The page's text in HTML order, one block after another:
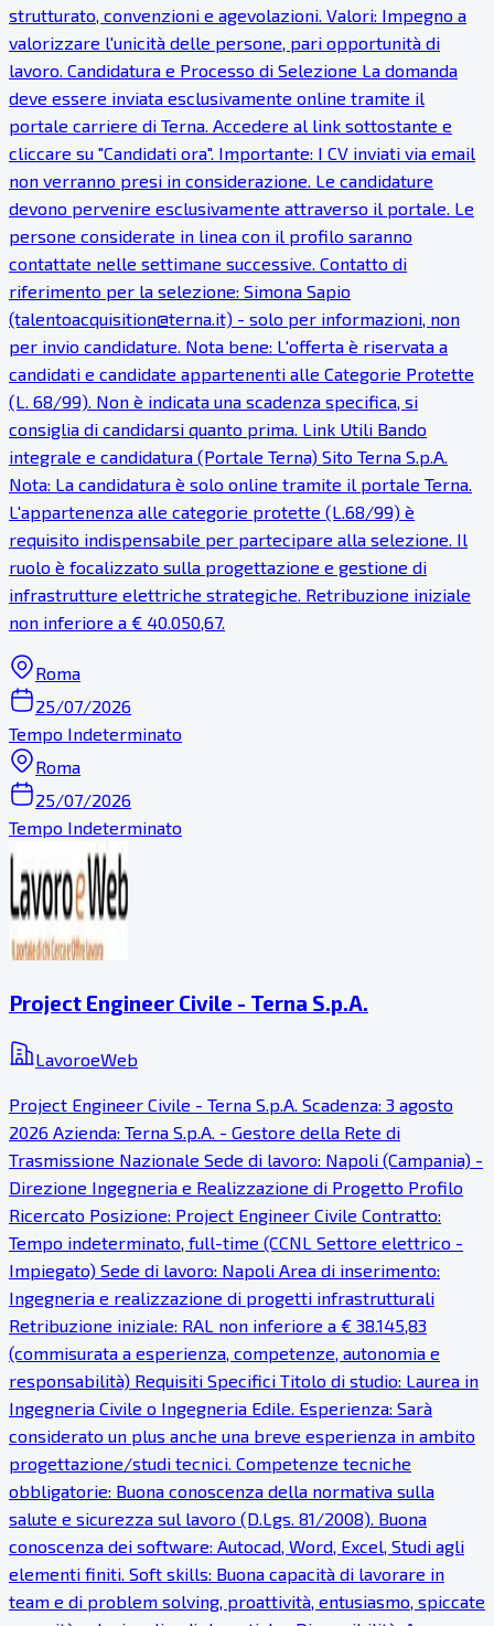
strutturato, convenzioni e agevolazioni. Valori: Impegno a
valorizzare l'unicità delle persone, pari opportunità di
lavoro. Candidatura e Processo di Selezione La domanda
deve essere inviata esclusivamente online tramite il
portale carriere di Terna. Accedere al link sottostante e
cliccare su "Candidati ora". Importante: I CV inviati via email
non verranno presi in considerazione. Le candidature
devono pervenire esclusivamente attraverso il portale. Le
persone considerate in linea con il profilo saranno
contattate nelle settimane successive. Contatto di
riferimento per la selezione: Simona Sapio
(talentoacquisition@terna.it) - solo per informazioni, non
per invio candidature. Nota bene: L'offerta è riservata a
candidati e candidate appartenenti alle Categorie Protette
(L. 68/99). Non è indicata una scadenza specifica, si
consiglia di candidarsi quanto prima. Link Utili Bando
integrale e candidatura (Portale Terna) Sito Terna S.p.A.
Nota: La candidatura è solo online tramite il portale Terna.
L'appartenenza alle categorie protette (L.68/99) è
requisito indispensabile per partecipare alla selezione. Il
ruolo è focalizzato sulla progettazione e gestione di
infrastrutture elettriche strategiche. Retribuzione iniziale
non inferiore a € 40.050,67.
Roma
25/07/2026
Tempo Indeterminato
Roma
25/07/2026
Tempo Indeterminato
Project Engineer Civile - Terna S.p.A.
LavoroeWeb
Project Engineer Civile - Terna S.p.A. Scadenza: 3 agosto
2026 Azienda: Terna S.p.A. - Gestore della Rete di
Trasmissione Nazionale Sede di lavoro: Napoli (Campania) -
Direzione Ingegneria e Realizzazione di Progetto Profilo
Ricercato Posizione: Project Engineer Civile Contratto:
Tempo indeterminato, full-time (CCNL Settore elettrico -
Impiegato) Sede di lavoro: Napoli Area di inserimento:
Ingegneria e realizzazione di progetti infrastrutturali
Retribuzione iniziale: RAL non inferiore a € 38.145,83
(commisurata a esperienza, competenze, autonomia e
responsabilità) Requisiti Specifici Titolo di studio: Laurea in
Ingegneria Civile o Ingegneria Edile. Esperienza: Sarà
considerato un plus anche una breve esperienza in ambito
progettazione/studi tecnici. Competenze tecniche
obbligatorie: Buona conoscenza della normativa sulla
salute e sicurezza sul lavoro (D.Lgs. 81/2008). Buona
conoscenza dei software: Autocad, Word, Excel, Studi agli
elementi finiti. Soft skills: Buona capacità di lavorare in
team e di problem solving, proattività, entusiasmo, spiccate